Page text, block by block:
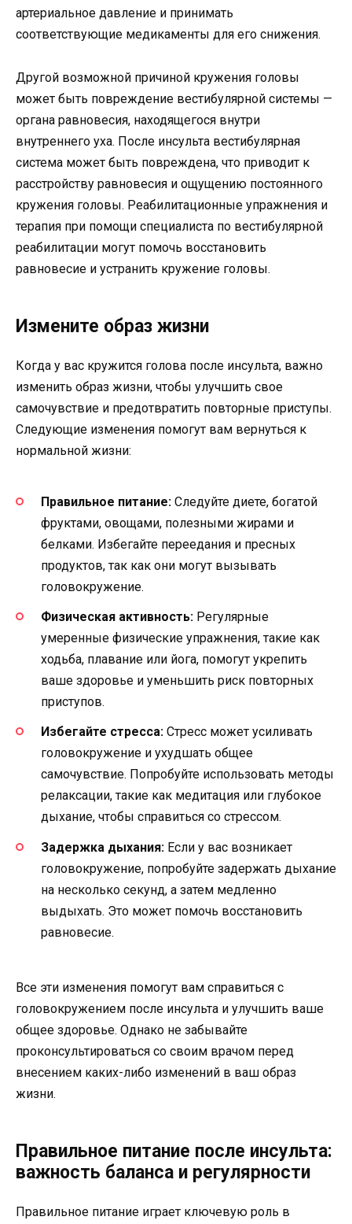
артериальное давление и принимать
соответствующие медикаменты для его снижения.
Другой возможной причиной кружения головы
может быть повреждение вестибулярной системы —
органа равновесия, находящегося внутри
внутреннего уха. После инсульта вестибулярная
система может быть повреждена, что приводит к
расстройству равновесия и ощущению постоянного
кружения головы. Реабилитационные упражнения и
терапия при помощи специалиста по вестибулярной
реабилитации могут помочь восстановить
равновесие и устранить кружение головы.
Измените образ жизни
Когда у вас кружится голова после инсульта, важно
изменить образ жизни, чтобы улучшить свое
самочувствие и предотвратить повторные приступы.
Следующие изменения помогут вам вернуться к
нормальной жизни:
Правильное питание: Следуйте диете, богатой
фруктами, овощами, полезными жирами и
белками. Избегайте переедания и пресных
продуктов, так как они могут вызывать
головокружение.
Физическая активность: Регулярные
умеренные физические упражнения, такие как
ходьба, плавание или йога, помогут укрепить
ваше здоровье и уменьшить риск повторных
приступов.
Избегайте стресса: Стресс может усиливать
головокружение и ухудшать общее
самочувствие. Попробуйте использовать методы
релаксации, такие как медитация или глубокое
дыхание, чтобы справиться со стрессом.
Задержка дыхания: Если у вас возникает
головокружение, попробуйте задержать дыхание
на несколько секунд, а затем медленно
выдыхать. Это может помочь восстановить
равновесие.
Все эти изменения помогут вам справиться с
головокружением после инсульта и улучшить ваше
общее здоровье. Однако не забывайте
проконсультироваться со своим врачом перед
внесением каких-либо изменений в ваш образ
жизни.
Правильное питание после инсульта:
важность баланса и регулярности
Правильное питание играет ключевую роль в